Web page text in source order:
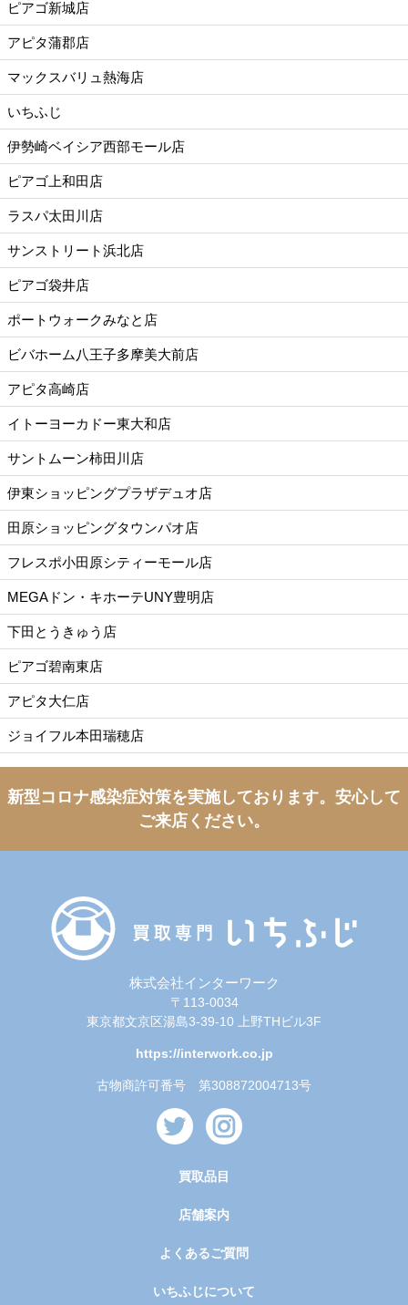
ピアゴ新城店
アピタ蒲郡店
マックスバリュ熱海店
いちふじ
伊勢崎ベイシア西部モール店
ピアゴ上和田店
ラスパ太田川店
サンストリート浜北店
ピアゴ袋井店
ポートウォークみなと店
ビバホーム八王子多摩美大前店
アピタ高崎店
イトーヨーカドー東大和店
サントムーン柿田川店
伊東ショッピングプラザデュオ店
田原ショッピングタウンパオ店
フレスポ小田原シティーモール店
MEGAドン・キホーテUNY豊明店
下田とうきゅう店
ピアゴ碧南東店
アピタ大仁店
ジョイフル本田瑞穂店
新型コロナ感染症対策を実施しております。 安心して
ご来店ください。
株式会社インターワーク
〒113-0034
東京都文京区湯島3-39-10 上野THビル3F
https://interwork.co.jp
古物商許可番号 第308872004713号
買取品目
店舗案内
よくあるご質問
いちふじについて